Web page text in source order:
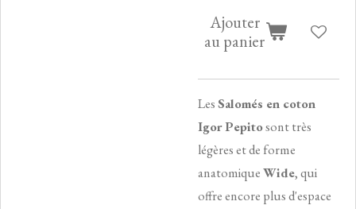
Ajouter
au panier
LesSalomés en coton
Igor Pepitosont très
légères et de forme
anatomiqueWide, qui
offre encore plus d'espace